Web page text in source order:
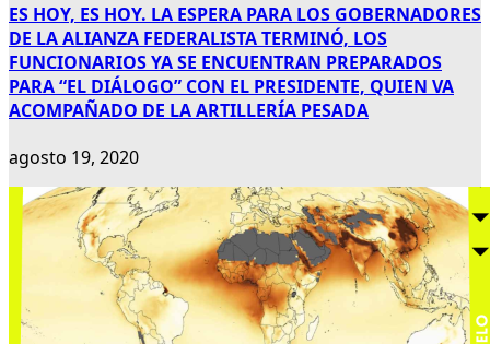
ES HOY, ES HOY. LA ESPERA PARA LOS GOBERNADORES
DE LA ALIANZA FEDERALISTA TERMINÓ, LOS
FUNCIONARIOS YA SE ENCUENTRAN PREPARADOS
PARA “EL DIÁLOGO” CON EL PRESIDENTE, QUIEN VA
ACOMPAÑADO DE LA ARTILLERÍA PESADA
agosto 19, 2020